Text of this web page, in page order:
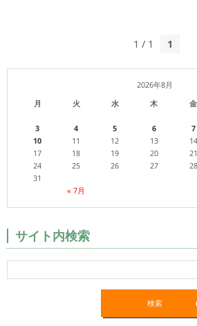
1 / 1 1
2026年8月
月
火 水 木 金
« 7月
3
4 5 6 7
10
11 12 13 14
17
18 19 20 21
24
25 26 27 28
31
サイト内検索